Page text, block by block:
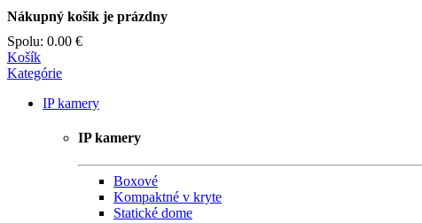
Nákupný košík je prázdny
Spolu: 0.00 €
Košík
Kategórie
IP kamery
IP kamery
Boxové
Kompaktné v kryte
Statické dome